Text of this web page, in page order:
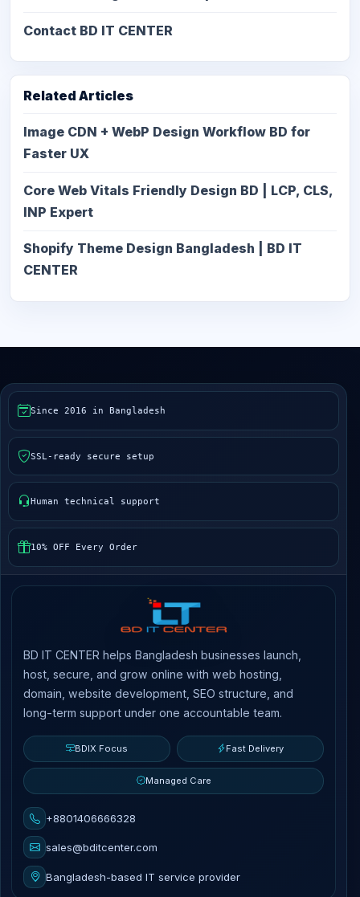
Contact BD IT CENTER
Related Articles
Image CDN + WebP Design Workflow BD for
Faster UX
Core Web Vitals Friendly Design BD | LCP, CLS,
INP Expert
Shopify Theme Design Bangladesh | BD IT
CENTER
Since 2016 in Bangladesh
SSL-ready secure setup
Human technical support
10% OFF Every Order
BD IT CENTER helps Bangladesh businesses launch,
host, secure, and grow online with web hosting,
domain, website development, SEO structure, and
long-term support under one accountable team.
BDIX Focus Fast Delivery
Managed Care
+8801406666328
sales@bditcenter.com
Bangladesh-based IT service provider